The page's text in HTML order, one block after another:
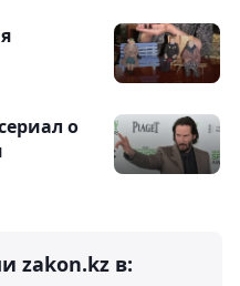
о
zakon.kz в: